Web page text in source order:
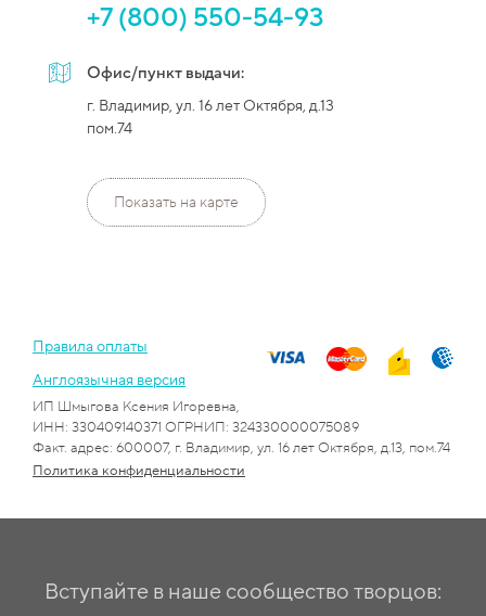
+7 (800) 550-54-93
Офис/пункт выдачи:
г. Владимир, ул. 16 лет Октября, д.13
пом.74
Показать на карте
Правила оплаты
Англоязычная версия
ИП Шмыгова Ксения Игоревна,
ИНН: 330409140371 ОГРНИП: 324330000075089
Факт. адрес: 600007, г. Владимир, ул. 16 лет Октября, д.13, пом.74
Политика конфиденциальности
Вступайте в наше сообщество творцов: